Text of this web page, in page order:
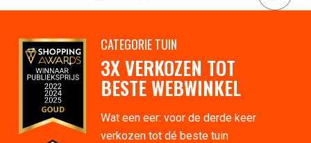
CATEGORIE TUIN
3X VERKOZEN TOT
BESTE WEBWINKEL
Wat een eer: voor de derde keer
verkozen tot dé beste tuin